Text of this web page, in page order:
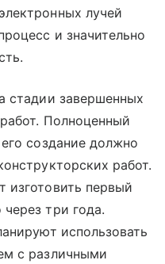
лучей
и значительно
стадии завершенных
Полноценный
создание должно
работ.
изготовить первый
три года.
использовать
с различными